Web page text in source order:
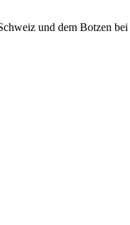
und dem Botzen bei